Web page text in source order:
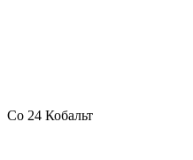
Co 24 Кобальт